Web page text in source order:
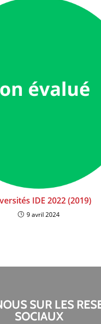
IDE 2022 (2019)
9 avril 2024
SUR LES
SOCIAUX